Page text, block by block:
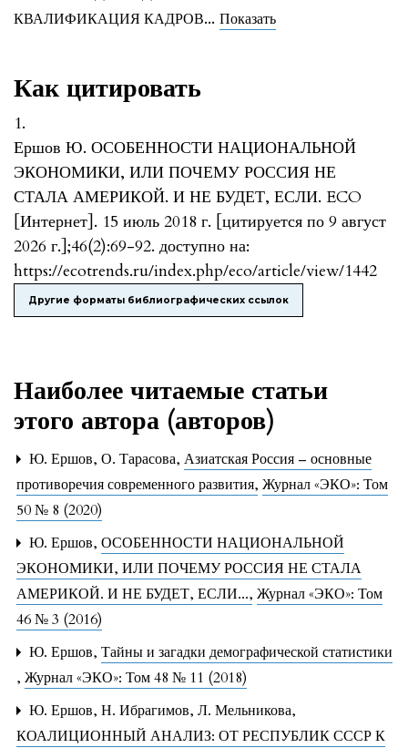
КВАЛИФИКАЦИЯ КАДРОВ... Показать
Как цитировать
1.
Ершов Ю. ОСОБЕННОСТИ НАЦИОНАЛЬНОЙ
ЭКОНОМИКИ, ИЛИ ПОЧЕМУ РОССИЯ НЕ
СТАЛА АМЕРИКОЙ. И НЕ БУДЕТ, ЕСЛИ. ECO
[Интернет]. 15 июль 2018 г. [цитируется по 9 август
2026 г.];46(2):69-92. доступно на:
https://ecotrends.ru/index.php/eco/article/view/1442
Другие форматы библиографических ссылок
Наиболее читаемые статьи
этого автора (авторов)
Ю. Ершов, О. Тарасова, Азиатская Россия – основные
противоречия современного развития, Журнал «ЭКО»: Том
50 № 8 (2020)
Ю. Ершов, ОСОБЕННОСТИ НАЦИОНАЛЬНОЙ
ЭКОНОМИКИ, ИЛИ ПОЧЕМУ РОССИЯ НЕ СТАЛА
АМЕРИКОЙ. И НЕ БУДЕТ, ЕСЛИ..., Журнал «ЭКО»: Том
46 № 3 (2016)
Ю. Ершов, Тайны и загадки демографической статистики
, Журнал «ЭКО»: Том 48 № 11 (2018)
Ю. Ершов, Н. Ибрагимов, Л. Мельникова,
КОАЛИЦИОННЫЙ АНАЛИЗ: ОТ РЕСПУБЛИК СССР К